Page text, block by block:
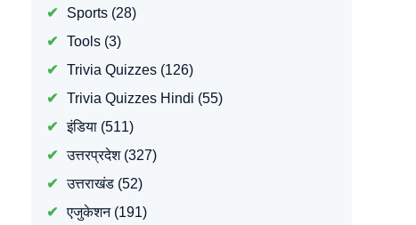
Sports(28)
Tools(3)
Trivia Quizzes(126)
Trivia Quizzes Hindi (55)
इंडिया(511)
उत्तरप्रदेश(327)
उत्तराखंड(52)
एजुकेशन(191)